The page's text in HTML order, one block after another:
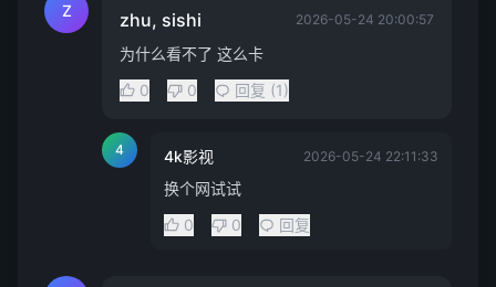
Z zhu, sishi 2026-05-24 20:00:57
为什么看不了 这么卡
0
0 回复 (1)
4 4k影视 2026-05-24 22:11:33
换个网试试
0
0 回复